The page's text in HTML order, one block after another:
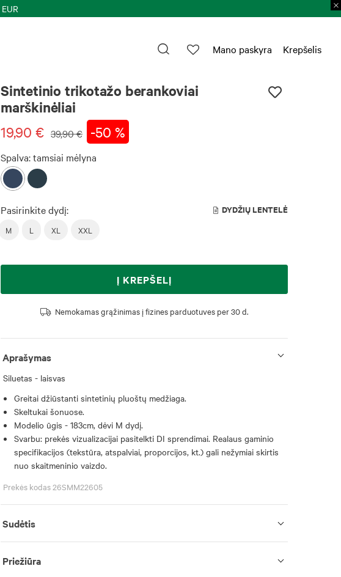
Plačiau
Krepšelis
Mano paskyra
Sintetinio trikotažo berankoviai
marškinėliai
19,90 € 39,90 € -50 %
Spalva:tamsiai mėlyna
Pasirinkite dydį: DYDŽIŲ LENTELĖ
M L XL XXL
Į KREPŠELĮ
Nemokamas grąžinimas į fizines parduotuves per 30 d.
Aprašymas
Siluetas - laisvas
Greitai džiūstanti sintetinių pluoštų medžiaga.
Skeltukai šonuose.
Modelio ūgis - 183cm, dėvi M dydį.
Svarbu: prekės vizualizacijai pasitelkti DI sprendimai. Realaus gaminio
specifikacijos (tekstūra, atspalviai, proporcijos, kt.) gali nežymiai skirtis
nuo skaitmeninio vaizdo.
Prekės kodas 26SMM22605
Sudėtis
Priežiūra